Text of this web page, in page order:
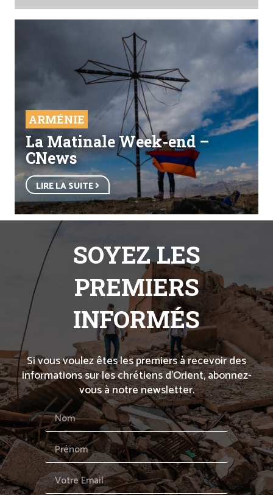
ARMÉNIE
La Matinale Week-end –
CNews
LIRE LA SUITE
SOYEZ LES
PREMIERS
INFORMÉS
Si vous voulez êtes les premiers à recevoir des
informations sur les chrétiens d’Orient, abonnez-
vous à notre newsletter.